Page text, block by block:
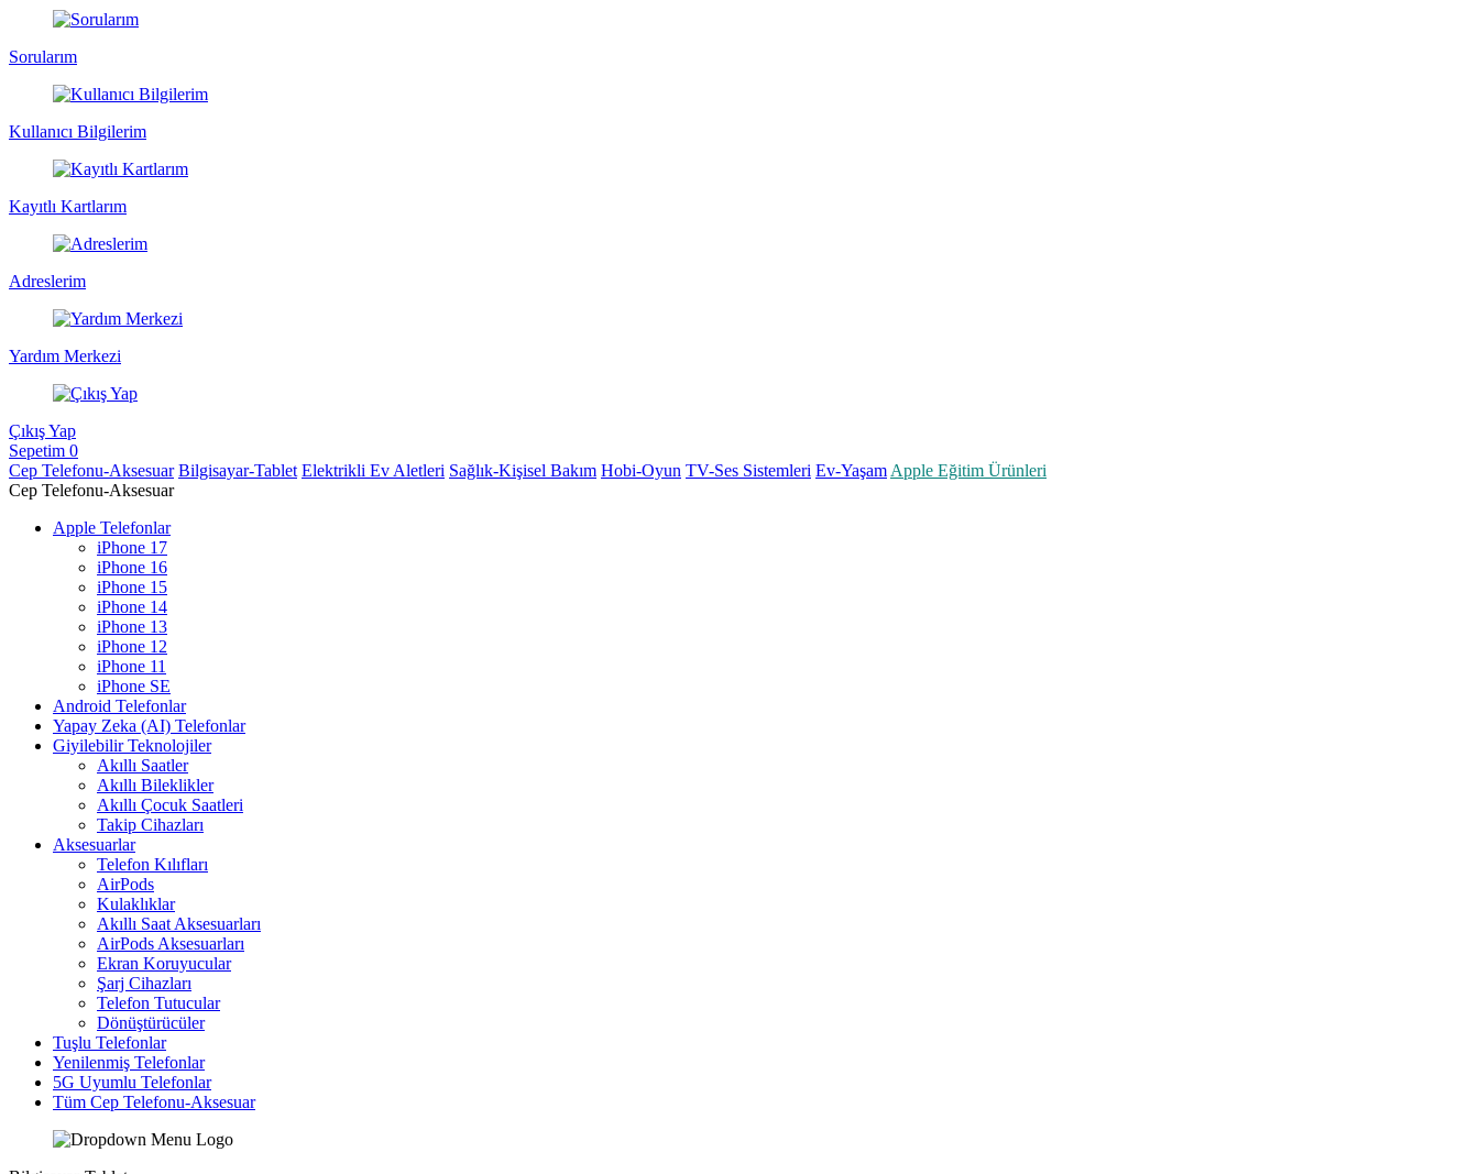
Sorularım
Kullanıcı Bilgilerim
Kayıtlı Kartlarım
Adreslerim
Yardım Merkezi
Çıkış Yap
Sepetim 0
Cep Telefonu-Aksesuar Bilgisayar-Tablet Elektrikli Ev Aletleri Sağlık-Kişisel Bakım Hobi-Oyun TV-Ses Sistemleri Ev-Yaşam Apple Eğitim Ürünleri
Cep Telefonu-Aksesuar
Apple Telefonlar
iPhone 17
iPhone 16
iPhone 15
iPhone 14
iPhone 13
iPhone 12
iPhone 11
iPhone SE
Android Telefonlar
Yapay Zeka (AI) Telefonlar
Giyilebilir Teknolojiler
Akıllı Saatler
Akıllı Bileklikler
Akıllı Çocuk Saatleri
Takip Cihazları
Aksesuarlar
Telefon Kılıfları
AirPods
Kulaklıklar
Akıllı Saat Aksesuarları
AirPods Aksesuarları
Ekran Koruyucular
Şarj Cihazları
Telefon Tutucular
Dönüştürücüler
Tuşlu Telefonlar
Yenilenmiş Telefonlar
5G Uyumlu Telefonlar
Tüm Cep Telefonu-Aksesuar